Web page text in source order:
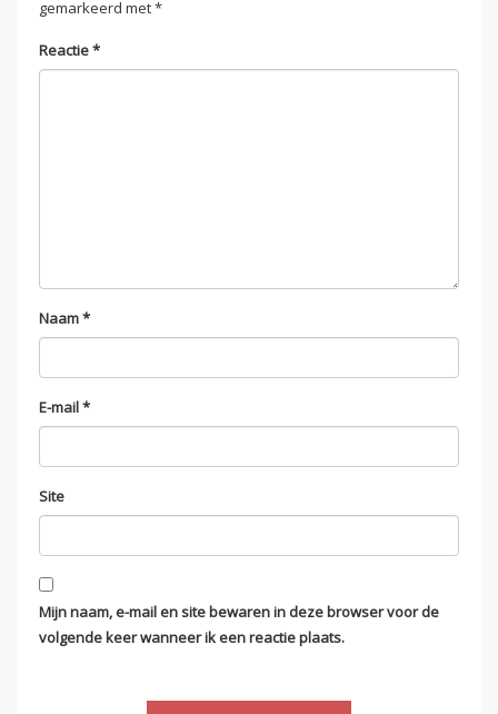
gemarkeerd met*
Reactie*
Naam*
E-mail*
Site
Mijn naam, e-mail en site bewaren in deze browser voor de
volgende keer wanneer ik een reactie plaats.